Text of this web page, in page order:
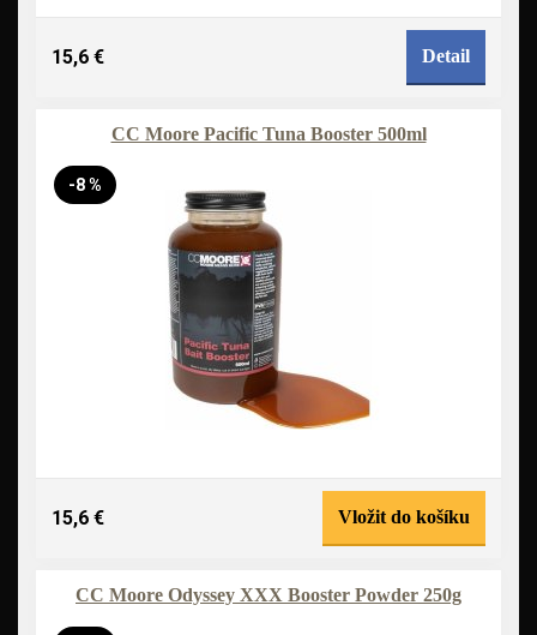
15,6 € Detail
CC Moore Pacific Tuna Booster 500ml
-8 %
15,6 € Vložit do košíku
CC Moore Odyssey XXX Booster Powder 250g